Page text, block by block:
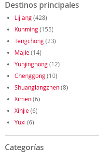
Destinos principales
Lijiang(428)
Kunming(155)
Tengchong(23)
Majie(14)
Yunjinghong(12)
Chenggong(10)
Shuanglangzhen(8)
Ximen(6)
Xinjie(6)
Yuxi (6)
Categorías